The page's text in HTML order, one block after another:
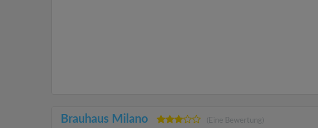
Brauhaus Milano (Eine Bewertung)